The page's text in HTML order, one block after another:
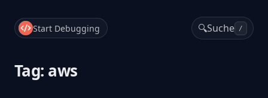
Start Debugging 🔍Suche /
Tag: aws